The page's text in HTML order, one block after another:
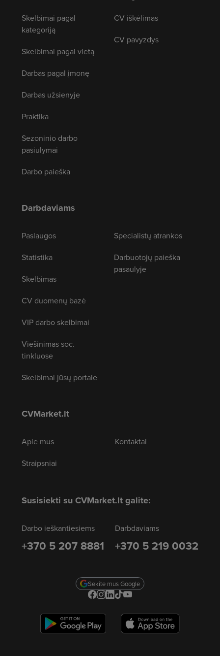
Skelbimai pagal
kategoriją
Skelbimai pagal vietą
Darbas pagal įmonę
Darbas užsienyje
Praktika
Sezoninio darbo
pasiūlymai
Darbo paieška
CV iškėlimas
CV pavyzdys
Darbdaviams
Paslaugos
Statistika
Skelbimas
CV duomenų bazė
VIP darbo skelbimai
Viešinimas soc.
tinkluose
Skelbimai jūsų portale
Specialistų atrankos
Darbuotojų paieška
pasaulyje
CVMarket.lt
Apie mus
Straipsniai
Kontaktai
Susisiekti su CVMarket.lt galite:
Darbo ieškantiesiems
+370 5 207 8881
Darbdaviams
+370 5 219 0032
Sekite mus Google